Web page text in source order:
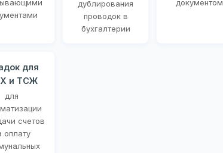
дублирования
проводок в
бухгалтерии
документом
для
и ТСЖ
для
счетов
оплату